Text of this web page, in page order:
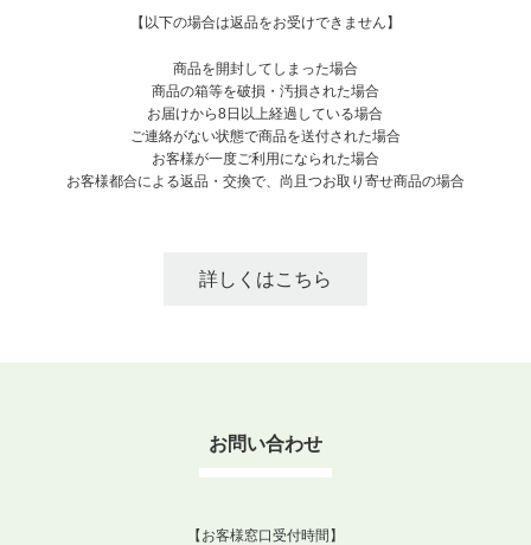
【以下の場合は返品をお受けできません】
商品を開封してしまった場合
商品の箱等を破損・汚損された場合
お届けから8日以上経過している場合
ご連絡がない状態で商品を送付された場合
お客様が一度ご利用になられた場合
お客様都合による返品・交換で、尚且つお取り寄せ商品の場合
詳しくはこちら
お問い合わせ
【お客様窓口受付時間】